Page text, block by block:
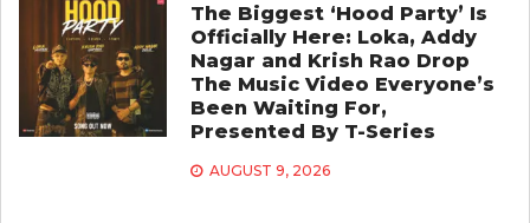
The Biggest ‘Hood Party’ Is
Officially Here: Loka, Addy
Nagar and Krish Rao Drop
The Music Video Everyone’s
Been Waiting For,
Presented By T-Series
AUGUST 9, 2026